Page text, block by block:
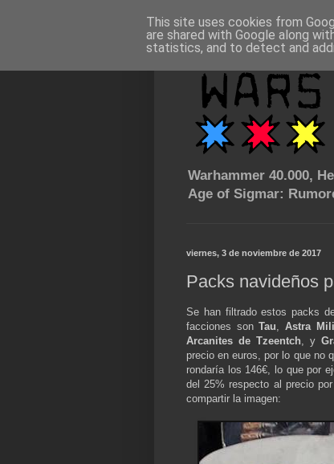
Warhammer 40.000,
Age of Sigmar:
viernes, 3 de noviembre de 2017
Packs navideños
Se han filtrado estos packs
facciones sonTau, Astra
Arcanites de Tzeentch, y
precio en euros, por lo que no
rondaría los 146€, lo que por
del 25% respecto al precio
compartir la imagen:
This site uses cookies from
are shared with Google along
statistics, and to detect and